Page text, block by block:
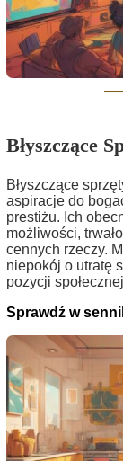
Błyszczące
Błyszczące
aspiracje do
prestiżu. Ich
możliwości,
cennych rzeczy.
niepokój o utratę
pozycji
Sprawdź w